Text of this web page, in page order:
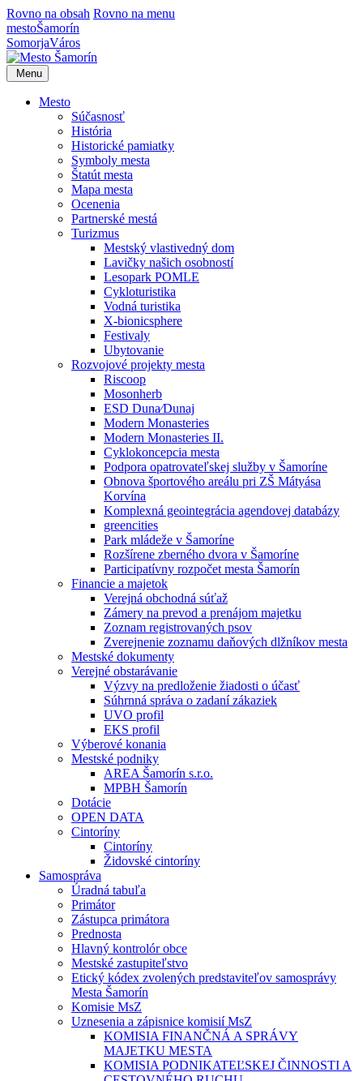
Rovno na obsah Rovno na menu
mestoŠamorín
SomorjaVáros
Menu
Mesto
Súčasnosť
História
Historické pamiatky
Symboly mesta
Štatút mesta
Mapa mesta
Ocenenia
Partnerské mestá
Turizmus
Mestský vlastivedný dom
Lavičky našich osobností
Lesopark POMLE
Cykloturistika
Vodná turistika
X-bionicsphere
Festivaly
Ubytovanie
Rozvojové projekty mesta
Riscoop
Mosonherb
ESD Duna⁄Dunaj
Modern Monasteries
Modern Monasteries II.
Cyklokoncepcia mesta
Podpora opatrovateľskej služby v Šamoríne
Obnova športového areálu pri ZŠ Mátyása
Korvína
Komplexná geointegrácia agendovej databázy
greencities
Park mládeže v Šamoríne
Rozšírene zberného dvora v Šamoríne
Participatívny rozpočet mesta Šamorín
Financie a majetok
Verejná obchodná súťaž
Zámery na prevod a prenájom majetku
Zoznam registrovaných psov
Zverejnenie zoznamu daňových dlžníkov mesta
Mestské dokumenty
Verejné obstarávanie
Výzvy na predloženie žiadosti o účasť
Súhrnná správa o zadaní zákaziek
UVO profil
EKS profil
Výberové konania
Mestské podniky
AREA Šamorín s.r.o.
MPBH Šamorín
Dotácie
OPEN DATA
Cintoríny
Cintoríny
Židovské cintoríny
Samospráva
Úradná tabuľa
Primátor
Zástupca primátora
Prednosta
Hlavný kontrolór obce
Mestské zastupiteľstvo
Etický kódex zvolených predstaviteľov samosprávy
Mesta Šamorín
Komisie MsZ
Uznesenia a zápisnice komisií MsZ
KOMISIA FINANČNÁ A SPRÁVY
MAJETKU MESTA
KOMISIA PODNIKATEĽSKEJ ČINNOSTI A